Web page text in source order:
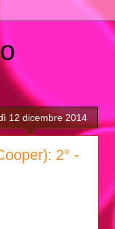
12 dicembre 2014
2° -